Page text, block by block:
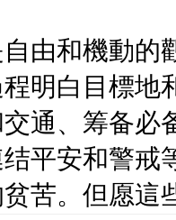
由和機動
明白目標地
通、筹备必
平安和警戒
苦。但愿這